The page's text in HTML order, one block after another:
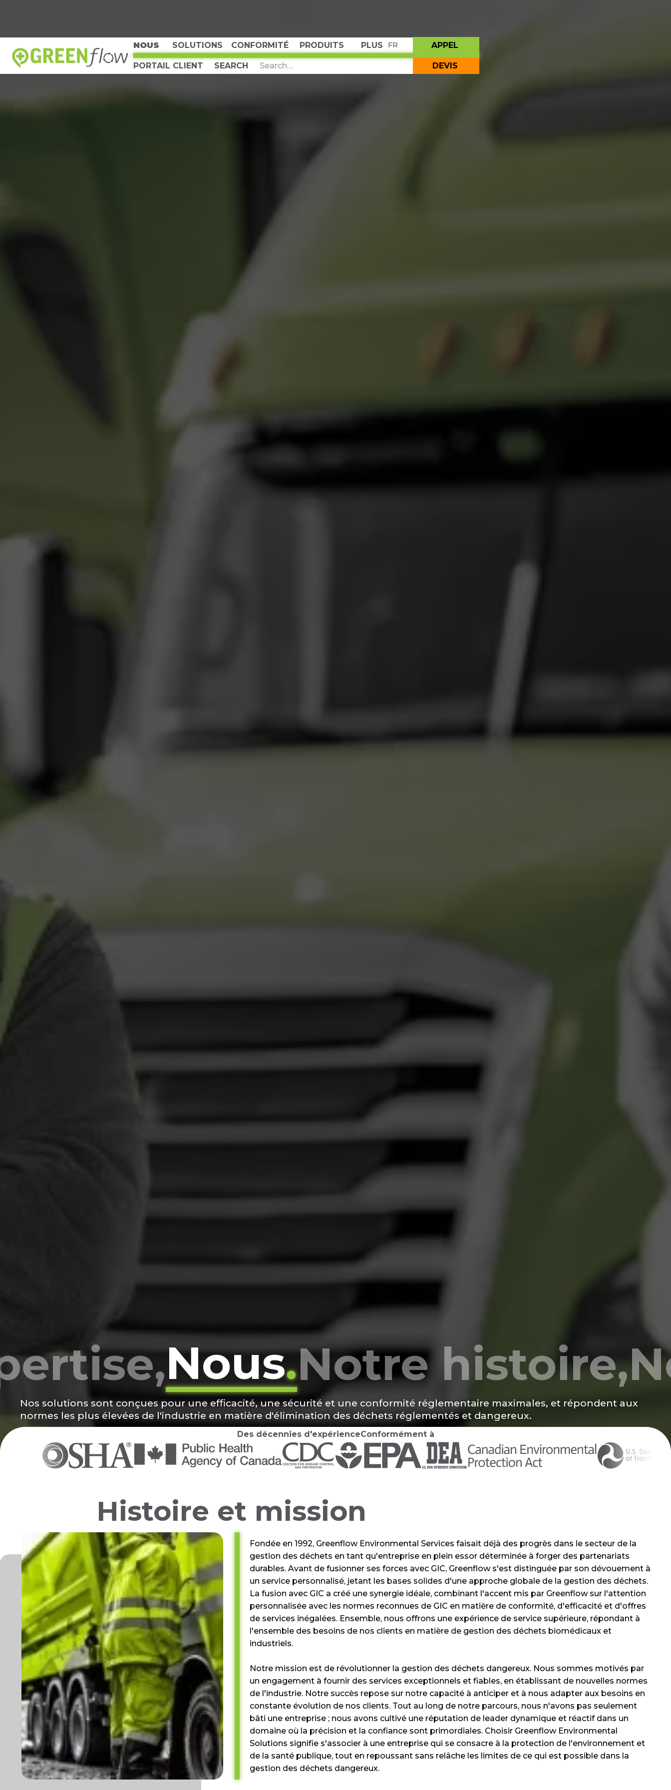
NOUS SOLUTIONS CONFORMITÉ PRODUITS PLUS FR APPEL
PORTAIL CLIENT DEVIS
EN HAUT
Nous.Notre histoire,
Nos solutions sont conçues pour une efficacité, une sécurité et une conformité réglementaire maximales, et répondent aux
normes les plus élevées de l'industrie en matière d'élimination des déchets réglementés et dangereux.
Des décennies d'expérienceConformément à
Histoire et mission
Fondée en 1992, Greenflow Environmental Services faisait déjà des progrès dans le secteur de la
gestion des déchets en tant qu'entreprise en plein essor déterminée à forger des partenariats
durables. Avant de fusionner ses forces avec GIC, Greenflow s'est distinguée par son dévouement à
un service personnalisé, jetant les bases solides d'une approche globale de la gestion des déchets.
La fusion avec GIC a créé une synergie idéale, combinant l'accent mis par Greenflow sur l'attention
personnalisée avec les normes reconnues de GIC en matière de conformité, d'efficacité et d'offres
de services inégalées. Ensemble, nous offrons une expérience de service supérieure, répondant à
l'ensemble des besoins de nos clients en matière de gestion des déchets biomédicaux et
industriels.
Notre mission est de révolutionner la gestion des déchets dangereux. Nous sommes motivés par
un engagement à fournir des services exceptionnels et fiables, en établissant de nouvelles normes
de l'industrie. Notre succès repose sur notre capacité à anticiper et à nous adapter aux besoins en
constante évolution de nos clients. Tout au long de notre parcours, nous n'avons pas seulement
bâti une entreprise ; nous avons cultivé une réputation de leader dynamique et réactif dans un
domaine où la précision et la confiance sont primordiales. Choisir Greenflow Environmental
Solutions signifie s'associer à une entreprise qui se consacre à la protection de l'environnement et
de la santé publique, tout en repoussant sans relâche les limites de ce qui est possible dans la
gestion des déchets dangereux.